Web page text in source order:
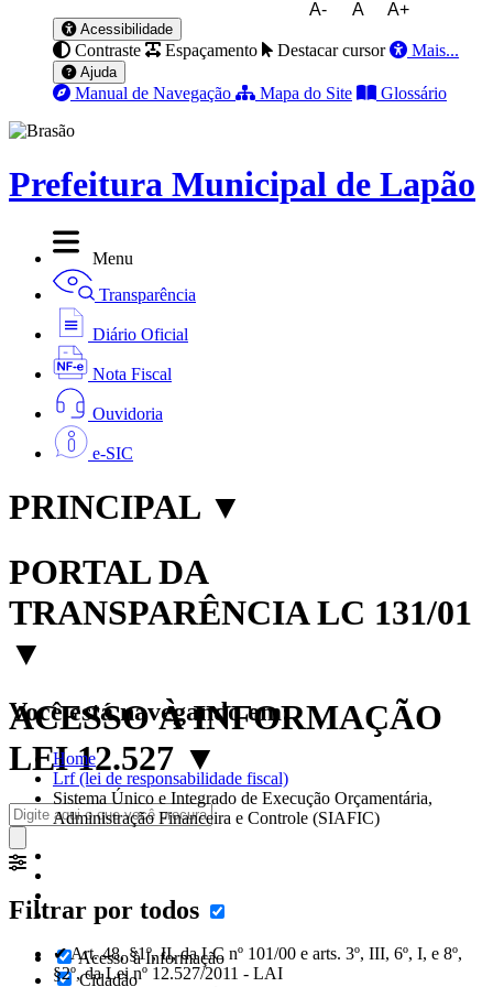
A- A A+
Acessibilidade
Contraste Espaçamento Destacar cursor Mais...
Ajuda
Manual de Navegação Mapa do Site Glossário
Prefeitura Municipal de Lapão
Menu
Transparência
Diário Oficial
Nota Fiscal
Ouvidoria
e-SIC
PRINCIPAL ▼
PORTAL DA
TRANSPARÊNCIA LC 131/01
▼
ACESSO À INFORMAÇÃO
LEI 12.527 ▼
Filtrar por todos
Acesso à Informação
Cidadão
Você está navegando em:
Home
Lrf (lei de responsabilidade fiscal)
Sistema Único e Integrado de Execução Orçamentária,
Administração Financeira e Controle (SIAFIC)
✔ Art. 48, §1º, II, da LC nº 101/00 e arts. 3º, III, 6º, I, e 8º,
§2º, da Lei nº 12.527/2011 - LAI